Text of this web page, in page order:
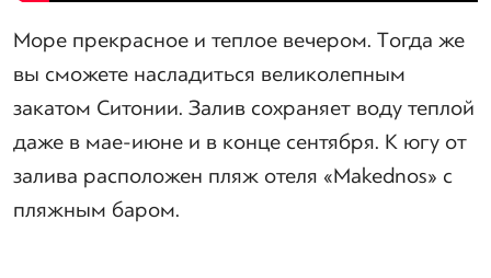
Море прекрасное и теплое вечером. Тогда же
вы сможете насладиться великолепным
закатом Ситонии. Залив сохраняет воду теплой
даже в мае-июне и в конце сентября. К югу от
залива расположен пляж отеля «Makednos» с
пляжным баром.